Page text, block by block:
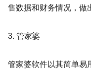
售数据和财务情况，做
3. 管家婆
管家婆软件以其简单易